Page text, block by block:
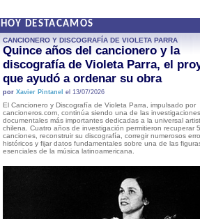
HOY DESTACAMOS
CANCIONERO Y DISCOGRAFÍA DE VIOLETA PARRA
Quince años del cancionero y la
discografía de Violeta Parra, el
que ayudó a ordenar su obra
por Xavier Pintanel el 13/07/2026
El Cancionero y Discografía de Violeta Parra, impulsado por
cancioneros.com, continúa siendo una de las investigaciones
documentales más importantes dedicadas a la universal
chilena. Cuatro años de investigación permitieron recuperar
canciones, reconstruir su discografía, corregir numerosos
históricos y fijar datos fundamentales sobre una de las
esenciales de la música latinoamericana.